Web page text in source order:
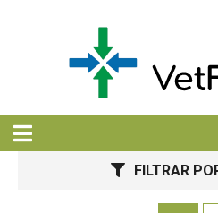
FILTRAR